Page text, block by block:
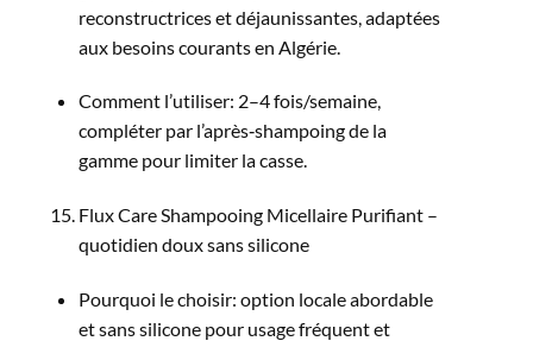
reconstructrices et déjaunissantes, adaptées
aux besoins courants en Algérie.​
Comment l’utiliser: 2–4 fois/semaine,
compléter par l’après‑shampoing de la
gamme pour limiter la casse.​
Flux Care Shampooing Micellaire Purifiant –
quotidien doux sans silicone
Pourquoi le choisir: option locale abordable
et sans silicone pour usage fréquent et